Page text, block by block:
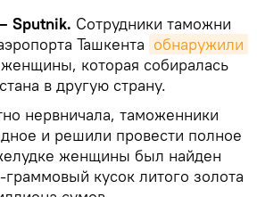
Sputnik. Сотрудники таможни
Ташкента обнаружили
которая собиралась
в другую страну.
нервничала, таможенники
и решили провести полное
женщины был найден
кусок литого золота